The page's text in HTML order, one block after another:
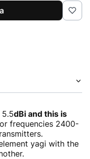
dBi and this is
frequencies 2400-
yagi with the